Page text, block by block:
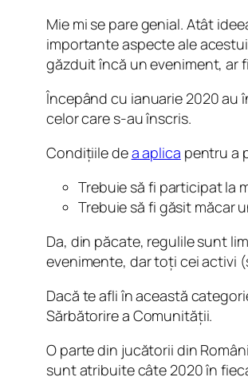
Mie mi se pare genial. Atât
importante aspecte ale
găzduit încă un eveniment, ar
Începând cu ianuarie 2020 au
celor care s-au înscris.
Condițiile dea aplica pentru a
Trebuie să fi participat la
Trebuie să fi găsit măcar
Da, din păcate, regulile sunt
evenimente, dar toți cei activi
Dacă te afli în această
Sărbătorire a Comunității.
O parte din jucătorii din
sunt atribuite câte 2020 în